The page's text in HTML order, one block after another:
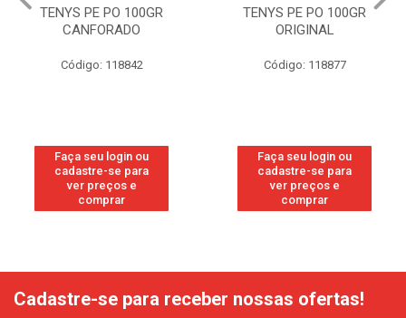
TENYS PE PO 100GR
CANFORADO
Código: 118842
Faça seu login ou
cadastre-se para
ver preços e
comprar
TENYS PE PO 100GR
ORIGINAL
Código: 118877
Faça seu login ou
cadastre-se para
ver preços e
comprar
Cadastre-se para receber nossas ofertas!